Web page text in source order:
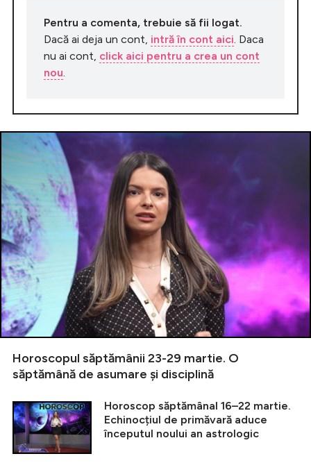
Pentru a comenta, trebuie să fii logat.
Dacă ai deja un cont, intră în cont aici . Daca
nu ai cont, click aici pentru a crea un cont
nou
Horoscopul săptămânii 23-29 martie. O
săptămână de asumare și disciplină
Horoscop săptămânal 16–22 martie.
Echinocțiul de primăvară aduce
începutul noului an astrologic